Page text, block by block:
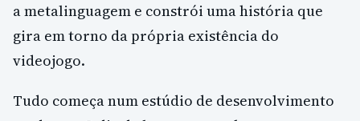
a metalinguagem e constrói uma história que
gira em torno da própria existência do
videojogo.
Tudo começa num estúdio de desenvolvimento